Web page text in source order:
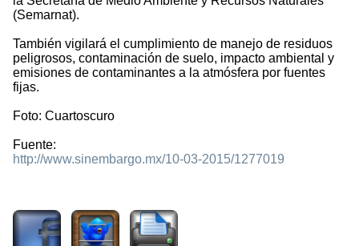
(Semarnat).
También vigilará el cumplimiento de manejo de residuos
peligrosos, contaminación de suelo, impacto ambiental y
emisiones de contaminantes a la atmósfera por fuentes
fijas.
Foto: Cuartoscuro
Fuente:
http://www.sinembargo.mx/10-03-2015/1277019